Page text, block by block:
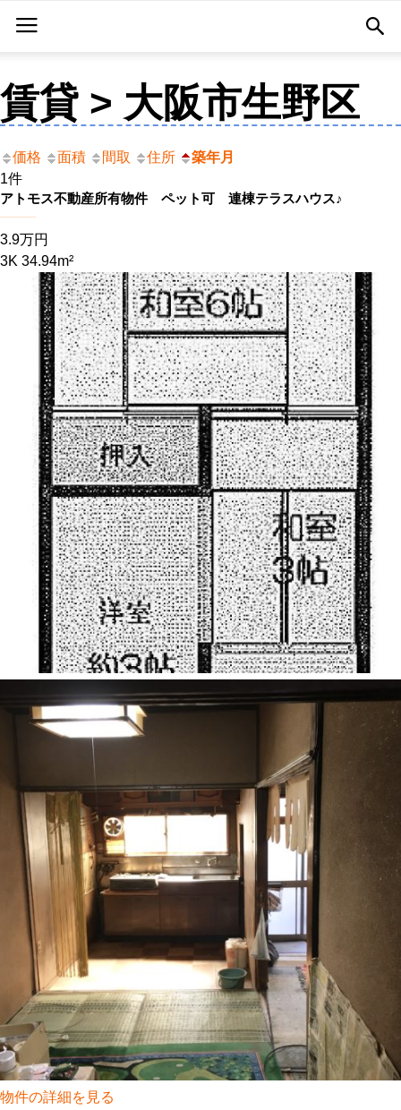
賃貸 > 大阪市生野区
価格 面積 間取 住所
築年月
1件
アトモス不動産所有物件 ペット可 連棟テラスハウス♪
3.9万円
3K 34.94m²
物件の詳細を見る